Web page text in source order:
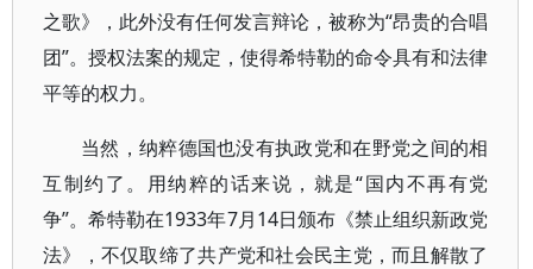
之歌》，此外没有任何发言辩论，被称为“昂贵的合唱
团”。授权法案的规定，使得希特勒的命令具有和法律
平等的权力。
当然，纳粹德国也没有执政党和在野党之间的相
互制约了。用纳粹的话来说，就是“国内不再有党
争”。希特勒在1933年7月14日颁布《禁止组织新政党
法》，不仅取缔了共产党和社会民主党，而且解散了